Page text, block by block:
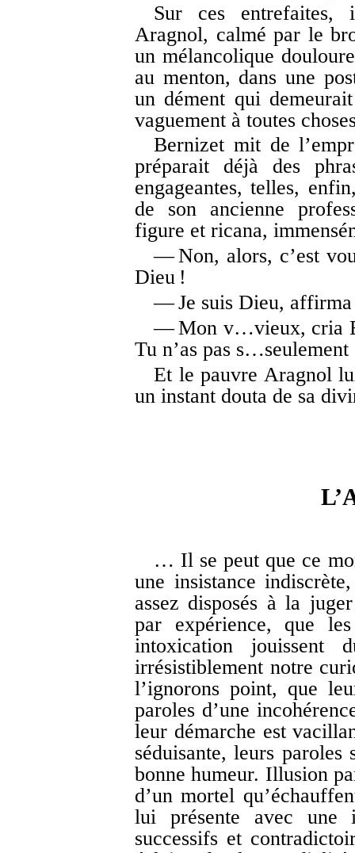
Sur ces entrefaites,
Aragnol, calmé par le
un mélancolique
au menton, dans une
un dément qui
vaguement à toutes
Bernizet mit de
préparait déjà des
engageantes, telles,
de son ancienne
figure et ricana,
— Non, alors, c’est
Dieu !
— Je suis Dieu,
— Mon v…vieux, cria
Tu n’as pas
Et le pauvre Aragnol
un instant douta de sa
… Il se peut que ce
une insistance
assez disposés à la
par expérience, que
intoxication jouissent
irrésistiblement notre
l’ignorons point, que
paroles d’une
leur démarche est
séduisante, leurs
bonne humeur. Illusion
d’un mortel
lui présente avec une
successifs et